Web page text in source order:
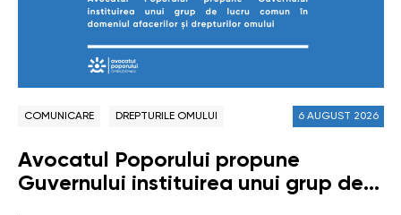
COMUNICARE DREPTURILE OMULUI 6 AUGUST 2026
Avocatul Poporului propune
Guvernului instituirea unui grup de